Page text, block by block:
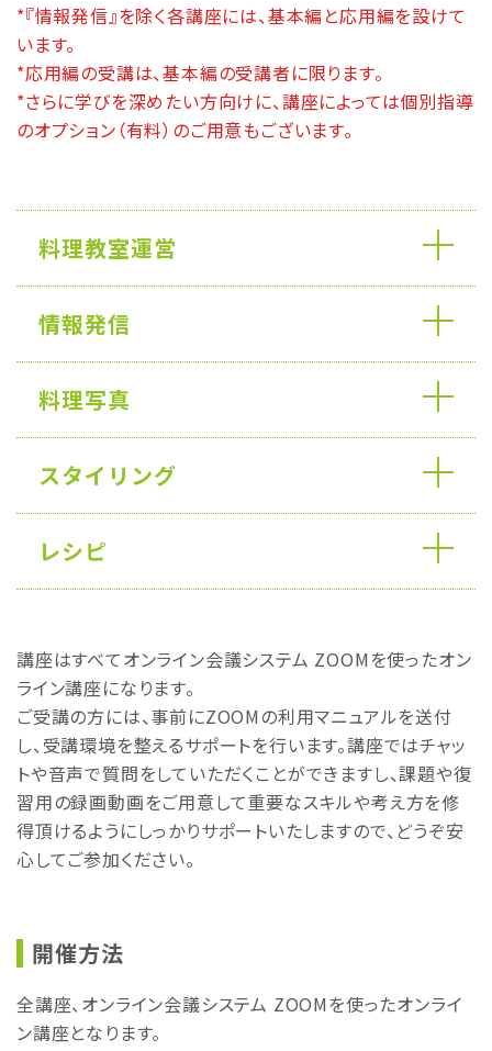
*『情報発信』を除く各講座には、基本編と応用編を設けて
います。
*応用編の受講は、基本編の受講者に限ります。
*さらに学びを深めたい方向けに、講座によっては個別指導
のオプション（有料）のご用意もございます。
料理教室運営
情報発信
料理写真
スタイリング
レシピ
講座はすべてオンライン会議システム ZOOMを使ったオン
ライン講座になります。
ご受講の方には、事前にZOOMの利用マニュアルを送付
し、受講環境を整えるサポートを行います。講座ではチャッ
トや音声で質問をしていただくことができますし、課題や復
習用の録画動画をご用意して重要なスキルや考え方を修
得頂けるようにしっかりサポートいたしますので、どうぞ安
心してご参加ください。
開催方法
全講座、オンライン会議システム ZOOMを使ったオンライ
ン講座となります。